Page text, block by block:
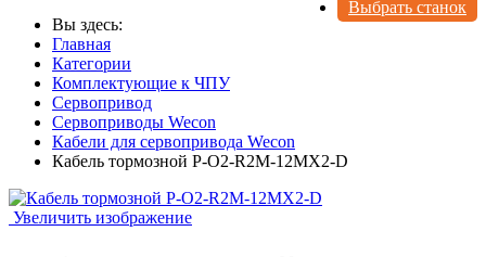
Выбрать станок
Вы здесь:
Главная
Категории
Комплектующие к ЧПУ
Сервопривод
Сервоприводы Wecon
Кабели для сервопривода Wecon
Кабель тормозной P-O2-R2M-12MX2-D
Увеличить изображение